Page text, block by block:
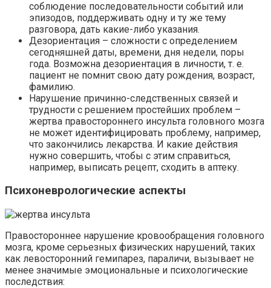
соблюдение последовательности событий или
эпизодов, поддерживать одну и ту же тему
разговора, дать какие-либо указания.
Дезориентация – сложности с определением
сегодняшней даты, времени, дня недели, поры
года. Возможна дезориентация в личности, т. е.
пациент не помнит свою дату рождения, возраст,
фамилию.
Нарушение причинно-следственных связей и
трудности с решением простейших проблем –
жертва правостороннего инсульта головного мозга
не может идентифицировать проблему, например,
что закончились лекарства. И какие действия
нужно совершить, чтобы с этим справиться,
например, выписать рецепт, сходить в аптеку.
Психоневрологические аспекты
Правостороннее нарушение кровообращения головного
мозга, кроме серьезных физических нарушений, таких
как левосторонний гемипарез, параличи, вызывает не
менее значимые эмоциональные и психологические
последствия: